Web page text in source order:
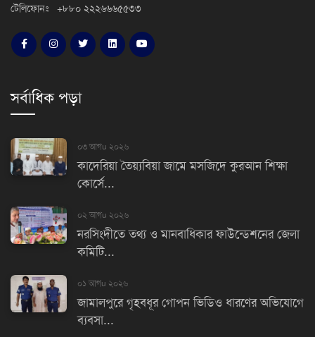
টেলিফোনঃ +৮৮০ ২২২৬৬৬৫৫৩৩
সর্বাধিক পড়া
০৩ আগu ২০২৬
কাদেরিয়া তৈয়্যবিয়া জামে মসজিদে কুরআন শিক্ষা
কোর্সে...
০২ আগu ২০২৬
নরসিংদীতে তথ্য ও মানবাধিকার ফাউন্ডেশনের জেলা
কমিটি...
০১ আগu ২০২৬
জামালপুরে গৃহবধূর গোপন ভিডিও ধারণের অভিযোগে
ব্যবসা...